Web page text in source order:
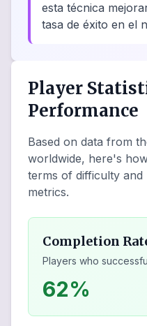
esta técnica
tasa de éxito en el
Player
Performance
Based on data from
worldwide, here's
terms of difficulty
metrics.
Completion
Players who
62%